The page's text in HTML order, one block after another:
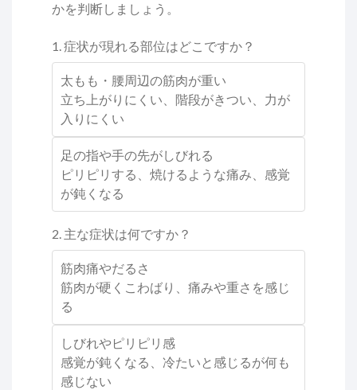
かを判断しましょう。
1. 症状が現れる部位はどこですか？
太もも・腰周辺の筋肉が重い
立ち上がりにくい、階段がきつい、力が
入りにくい
足の指や手の先がしびれる
ピリピリする、焼けるような痛み、感覚
が鈍くなる
2. 主な症状は何ですか？
筋肉痛やだるさ
筋肉が硬くこわばり、痛みや重さを感じ
る
しびれやピリピリ感
感覚が鈍くなる、冷たいと感じるが何も
感じない